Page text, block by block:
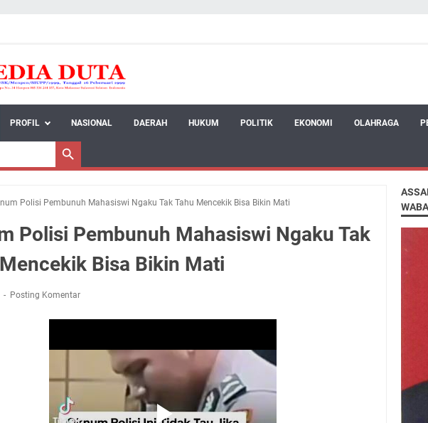
PROFIL NASIONAL DAERAH HUKUM POLITIK EKONOMI OLAHRAGA
Polisi Pembunuh Mahasiswi Ngaku Tak Tahu Mencekik Bisa Bikin Mati
Polisi Pembunuh Mahasiswi Ngaku Tak
Bisa Bikin Mati
Posting Komentar